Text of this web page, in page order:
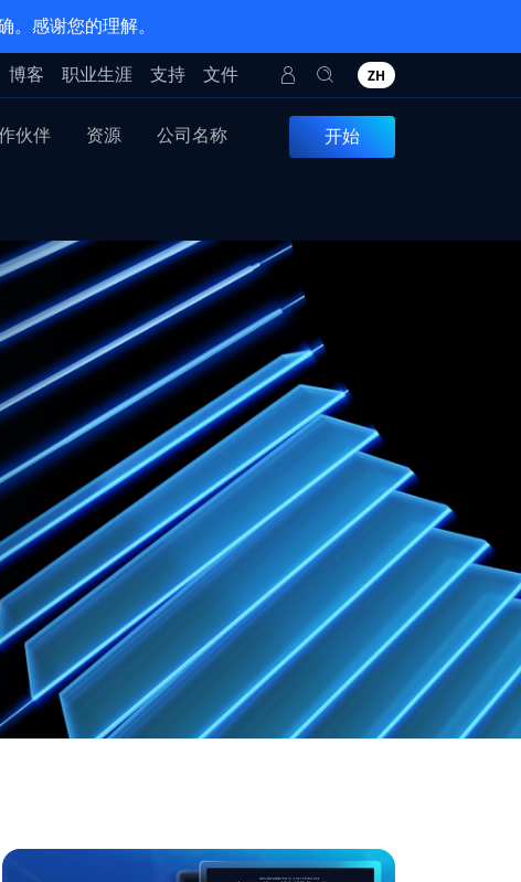
。感谢您的理解。
博客 职业生涯 支持 文件 ZH
伙伴 资源 公司名称 开始